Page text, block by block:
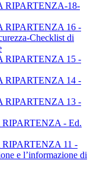
RIPARTENZA-18-
RIPARTENZA 16 -
Checklist di
RIPARTENZA 15 -
RIPARTENZA 14 -
RIPARTENZA 13 -
- Ed.
11 -
e l’informazione di